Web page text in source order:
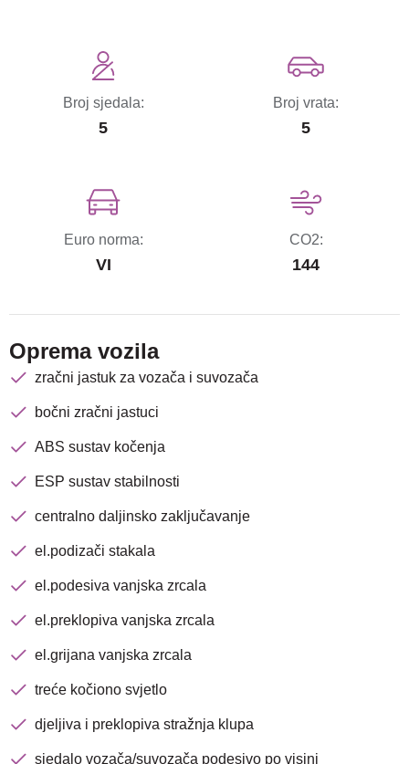
Broj sjedala:
5
Broj vrata:
5
Euro norma:
VI
CO2:
144
Oprema vozila
zračni jastuk za vozača i suvozača
bočni zračni jastuci
ABS sustav kočenja
ESP sustav stabilnosti
centralno daljinsko zaključavanje
el.podizači stakala
el.podesiva vanjska zrcala
el.preklopiva vanjska zrcala
el.grijana vanjska zrcala
treće kočiono svjetlo
djeljiva i preklopiva stražnja klupa
sjedalo vozača/suvozača podesivo po visini
Nova lokacija - Slavonska
avenija 102, Resnik